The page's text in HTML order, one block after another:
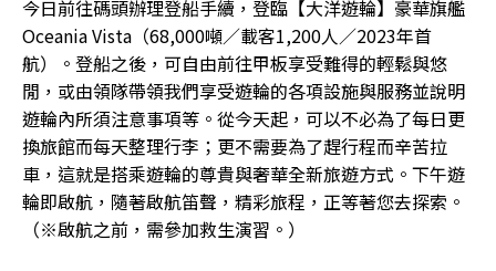
今日前往碼頭辦理登船手續，登臨【大洋遊輪】豪華旗艦
Oceania Vista（68,000噸／載客1,200人／2023年首
航）。登船之後，可自由前往甲板享受難得的輕鬆與悠
閒，或由領隊帶領我們享受遊輪的各項設施與服務並說明
遊輪內所須注意事項等。從今天起，可以不必為了每日更
換旅館而每天整理行李；更不需要為了趕行程而辛苦拉
車，這就是搭乘遊輪的尊貴與奢華全新旅遊方式。下午遊
輪即啟航，隨著啟航笛聲，精彩旅程，正等著您去探索。
（※啟航之前，需參加救生演習。）